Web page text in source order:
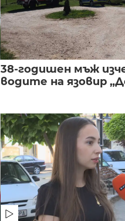
38-годишен мъж
водите на язовир